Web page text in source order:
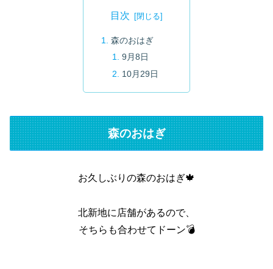
目次
森のおはぎ
9月8日
10月29日
森のおはぎ
お久しぶりの森のおはぎ🍁
北新地に店舗があるので、
そちらも合わせてドーン💣